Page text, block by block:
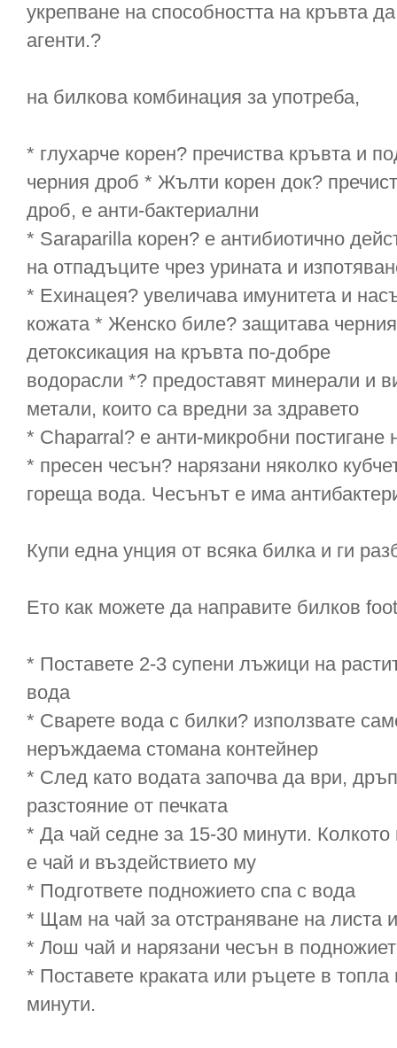
укрепване на способността на кръвта
агенти.?
на билкова комбинация за употреба,
* глухарче корен? пречиства кръвта и
черния дроб * Жълти корен док?
дроб, е анти-бактериални
* Saraparilla корен? е антибиотично
на отпадъците чрез урината и
* Ехинацея? увеличава имунитета и
кожата * Женско биле? защитава
детоксикация на кръвта по-добре
водорасли *? предоставят минерали и
метали, които са вредни за здравето
* Chaparral? е анти-микробни
* пресен чесън? нарязани няколко
гореща вода. Чесънът е има
Купи една унция от всяка билка и ги
Ето как можете да направите билков
* Поставете 2-3 супени лъжици на
вода
* Сварете вода с билки? използвате
неръждаема стомана контейнер
* След като водата започва да ври,
разстояние от печката
* Да чай седне за 15-30 минути.
е чай и въздействието му
* Подгответе подножието спа с вода
* Щам на чай за отстраняване на листа
* Лош чай и нарязани чесън в
* Поставете краката или ръцете в
минути.